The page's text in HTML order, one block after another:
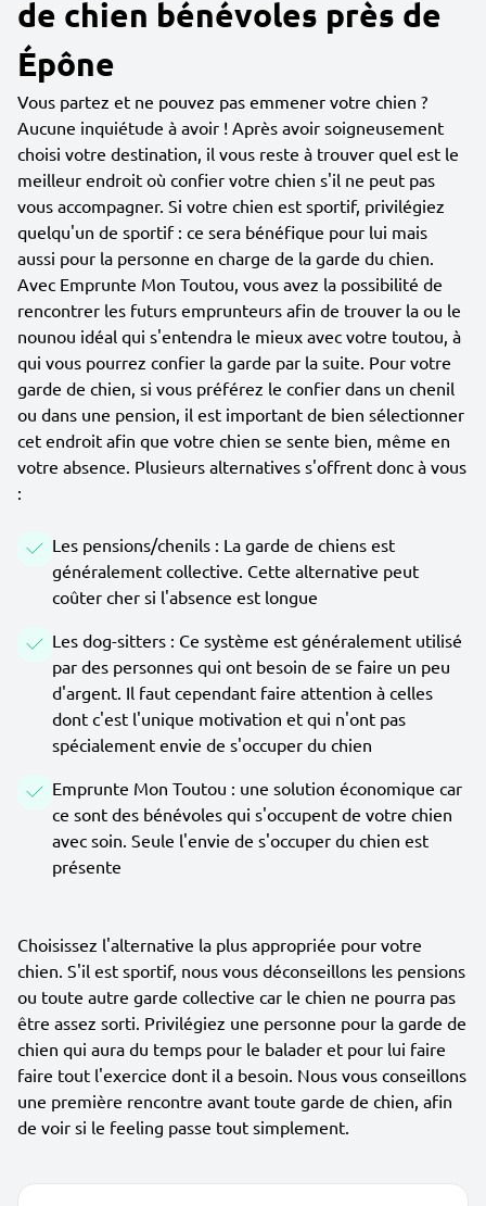
de chien bénévoles près de
Épône
Vous partez et ne pouvez pas emmener votre chien ?
Aucune inquiétude à avoir ! Après avoir soigneusement
choisi votre destination, il vous reste à trouver quel est le
meilleur endroit où confier votre chien s'il ne peut pas
vous accompagner. Si votre chien est sportif, privilégiez
quelqu'un de sportif : ce sera bénéfique pour lui mais
aussi pour la personne en charge de la garde du chien.
Avec Emprunte Mon Toutou, vous avez la possibilité de
rencontrer les futurs emprunteurs afin de trouver la ou le
nounou idéal qui s'entendra le mieux avec votre toutou, à
qui vous pourrez confier la garde par la suite. Pour votre
garde de chien, si vous préférez le confier dans un chenil
ou dans une pension, il est important de bien sélectionner
cet endroit afin que votre chien se sente bien, même en
votre absence. Plusieurs alternatives s'offrent donc à vous
:
Les pensions/chenils : La garde de chiens est
généralement collective. Cette alternative peut
coûter cher si l'absence est longue
Les dog-sitters : Ce système est généralement utilisé
par des personnes qui ont besoin de se faire un peu
d'argent. Il faut cependant faire attention à celles
dont c'est l'unique motivation et qui n'ont pas
spécialement envie de s'occuper du chien
Emprunte Mon Toutou : une solution économique car
ce sont des bénévoles qui s'occupent de votre chien
avec soin. Seule l'envie de s'occuper du chien est
présente
Choisissez l'alternative la plus appropriée pour votre
chien. S'il est sportif, nous vous déconseillons les pensions
ou toute autre garde collective car le chien ne pourra pas
être assez sorti. Privilégiez une personne pour la garde de
chien qui aura du temps pour le balader et pour lui faire
faire tout l'exercice dont il a besoin. Nous vous conseillons
une première rencontre avant toute garde de chien, afin
de voir si le feeling passe tout simplement.